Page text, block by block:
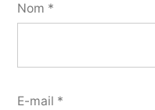
Nom *
E-mail *